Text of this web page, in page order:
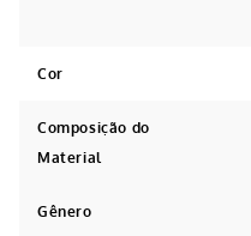
Cor
Composição do
Material
Gênero